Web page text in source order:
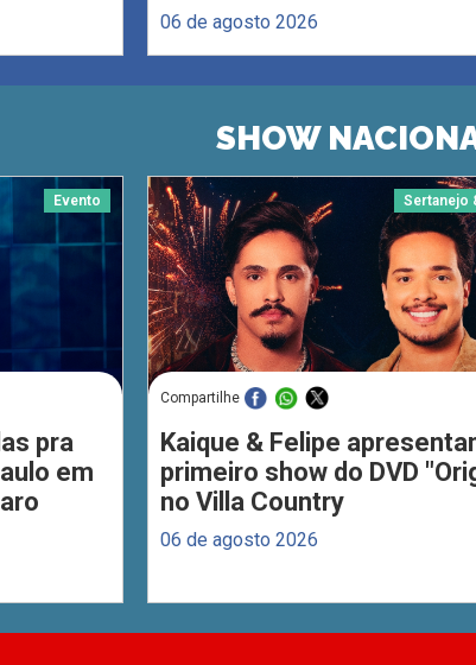
06 de agosto 2026
SHOW
Evento
pra
em
Sertanejo
Compartilhe
Kaique & Felipe
primeiro show do DVD
no Villa Country
06 de agosto 2026